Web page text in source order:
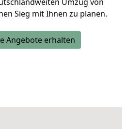
Sieg mit Ihnen zu planen.
Angebote erhalten